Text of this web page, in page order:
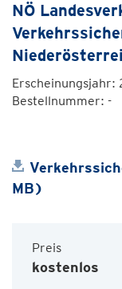
NÖ
Erscheinungsjahr:
Bestellnummer: -
MB)
Preis
kostenlos